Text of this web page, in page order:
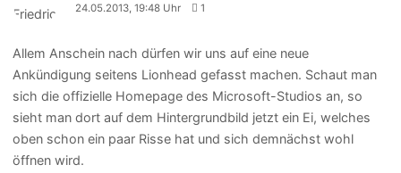
24.05.2013, 19:48 Uhr
1
Allem Anschein nach dürfen wir uns auf eine neue
Ankündigung seitens Lionhead gefasst machen. Schaut man
sich die offizielle Homepage des Microsoft-Studios an, so
sieht man dort auf dem Hintergrundbild jetzt ein Ei, welches
oben schon ein paar Risse hat und sich demnächst wohl
öffnen wird.